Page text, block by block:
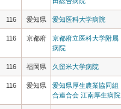
116 愛知県 愛知医科大学病院
116 京都府
京都府立医科大学附属
病院
116 福岡県 久留米大学病院
116 愛知県
愛知県厚生農業協同組
合連合会 江南厚生病院